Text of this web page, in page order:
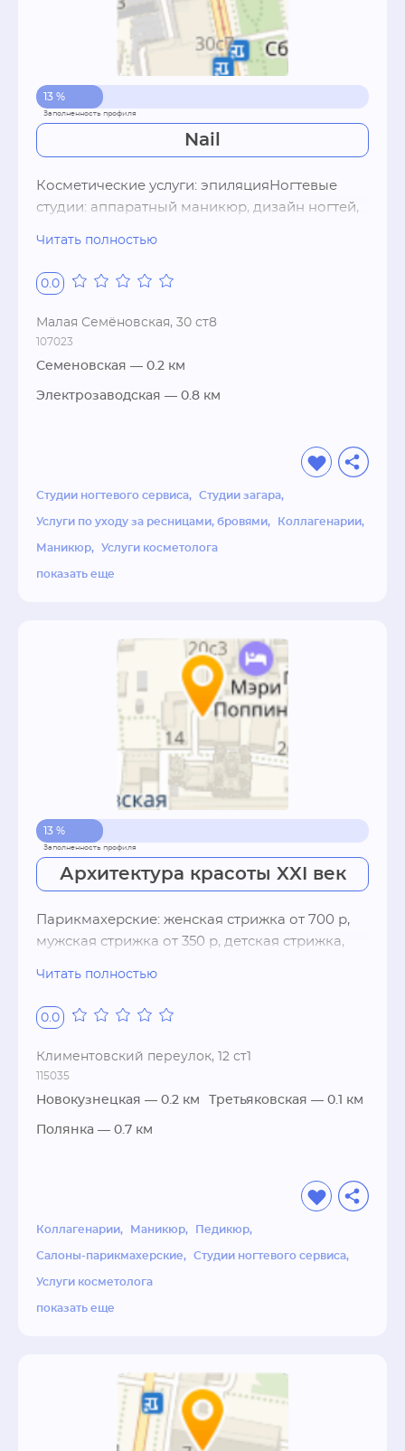
13 %
Nail
Косметические услуги: эпиляцияНогтевые
студии: аппаратный маникюр, дизайн ногтей,
от 15 р, вертикальный солярий,
турбосолярийwi-fiСпособы оплаты: расчет по
картам, наличный расчет
Читать полностью
0.0
Малая Семёновская, 30 ст8
107023
Семеновская — 0.2 км
Электрозаводская — 0.8 км
Студии ногтевого сервиса Студии загара
Услуги по уходу за ресницами, бровями Коллагенарии
Маникюр Услуги косметолога
показать еще
13 %
Архитектура красоты XXI век
Парикмахерские: женская стрижка от 700 р,
мужская стрижка от 350 р, детская стрижка,
инъекционные процедуры,
эпиляцияНогтевые студии: аппаратный
маникюр, дизайн ногтей, гель-лак, гель, акрил,
парафиновые ванночки, педикюр, мужской
маникюрwi-fiСпособы оплаты: расчет по
Читать полностью
0.0
Климентовский переулок, 12 ст1
115035
Новокузнецкая — 0.2 км Третьяковская — 0.1 км
Полянка — 0.7 км
Коллагенарии Маникюр Педикюр
Салоны-парикмахерские Студии ногтевого сервиса
Услуги косметолога
показать еще